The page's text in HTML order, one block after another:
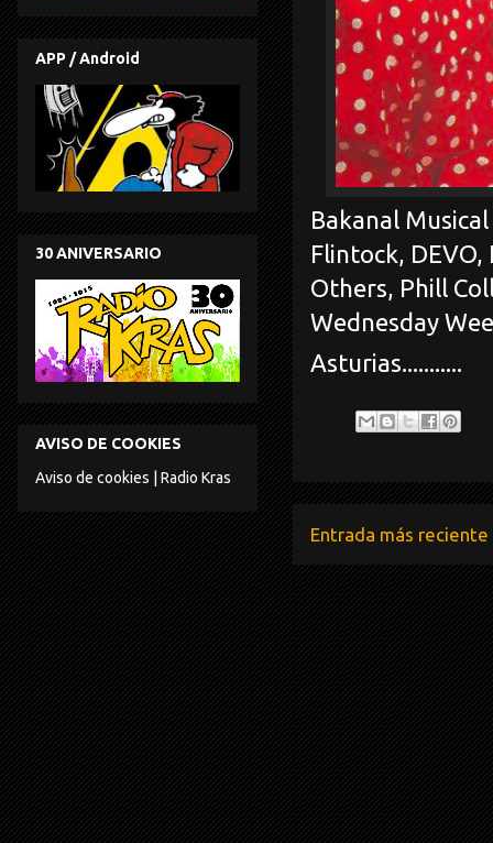
Bakanal
Flintock, DEVO,
Others, Phill
Wednesday
Asturias...........
Entrada más reciente
APP / Android
30 ANIVERSARIO
AVISO DE COOKIES
Aviso de cookies | Radio Kras